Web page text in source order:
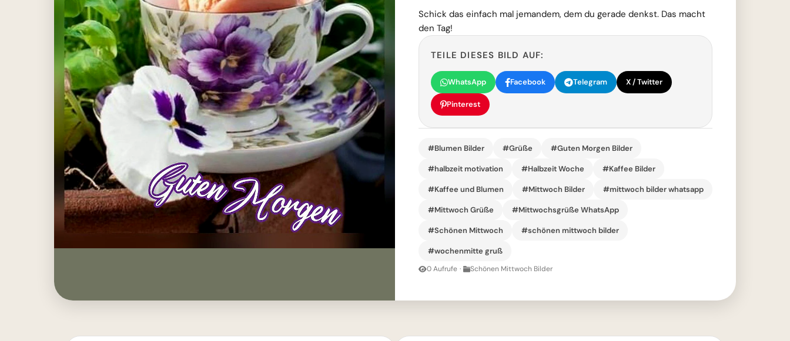
Schick das einfach mal jemandem, dem du gerade denkst. Das macht
den Tag!
TEILE DIESES BILD AUF:
WhatsApp Facebook Telegram X / Twitter
Pinterest
#Blumen Bilder #Grüße #Guten Morgen Bilder
#halbzeit motivation #Halbzeit Woche #Kaffee Bilder
#Kaffee und Blumen #Mittwoch Bilder #mittwoch bilder whatsapp
#Mittwoch Grüße #Mittwochsgrüße WhatsApp
#Schönen Mittwoch #schönen mittwoch bilder
#wochenmitte gruß
0 Aufrufe · Schönen Mittwoch Bilder